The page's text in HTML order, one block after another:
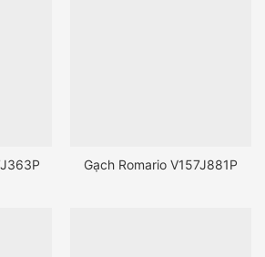
Gạch Romario V157J881P